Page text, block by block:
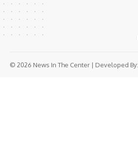
© 2026 News In The Center | Developed By: